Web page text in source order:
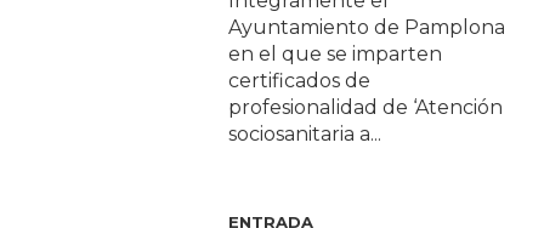
Ayuntamiento de Pamplona
en el que se imparten
certificados de
profesionalidad de ‘Atención
sociosanitaria a...
ENTRADA